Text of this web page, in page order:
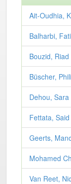
Ait-Oudhia,
Balharbi,
Bouzid, Riad
Büscher,
Dehou, Sara
Fettata, Said
Geerts,
Mohamed
Van Reet,